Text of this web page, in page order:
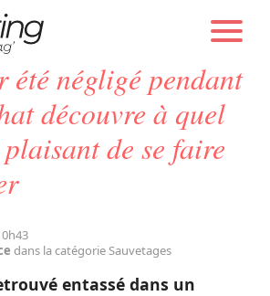
Chien
Chat
SAUVETAGES
été négligé pendant
découvre à quel
de se faire
dans la catégorie Sauvetages
entassé dans un